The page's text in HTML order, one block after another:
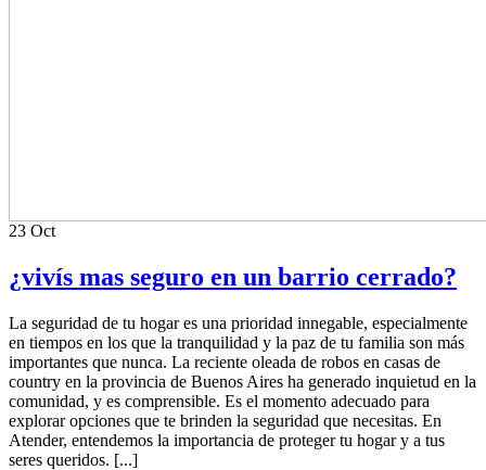
23 Oct
¿vivís mas seguro en un barrio cerrado?
La seguridad de tu hogar es una prioridad innegable, especialmente
en tiempos en los que la tranquilidad y la paz de tu familia son más
importantes que nunca. La reciente oleada de robos en casas de
country en la provincia de Buenos Aires ha generado inquietud en la
comunidad, y es comprensible. Es el momento adecuado para
explorar opciones que te brinden la seguridad que necesitas. En
Atender, entendemos la importancia de proteger tu hogar y a tus
seres queridos. [...]